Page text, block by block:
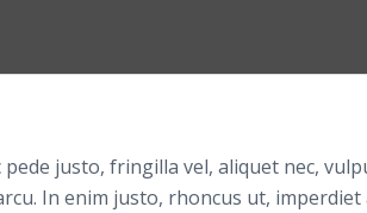
pede justo, fringilla vel, aliquet nec,
In enim justo, rhoncus ut, imperdiet